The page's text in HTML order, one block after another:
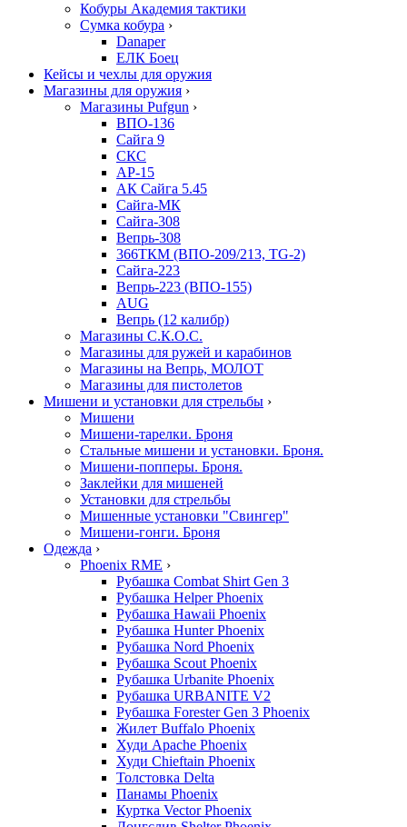
Кобуры Академия тактики
Сумка кобура ›
Danaper
ЕЛК Боец
Кейсы и чехлы для оружия
Магазины для оружия ›
Магазины Pufgun ›
ВПО-136
Сайга 9
СКС
АР-15
АК Сайга 5.45
Сайга-МК
Сайга-308
Вепрь-308
366ТКМ (ВПО-209/213, TG-2)
Сайга-223
Вепрь-223 (ВПО-155)
AUG
Вепрь (12 калибр)
Магазины С.К.О.С.
Магазины для ружей и карабинов
Магазины на Вепрь, МОЛОТ
Магазины для пистолетов
Мишени и установки для стрельбы ›
Мишени
Мишени-тарелки. Броня
Стальные мишени и установки. Броня.
Мишени-попперы. Броня.
Заклейки для мишеней
Установки для стрельбы
Мишенные установки "Свингер"
Мишени-гонги. Броня
Одежда ›
Phoenix RME ›
Рубашка Combat Shirt Gen 3
Рубашка Helper Phoenix
Рубашка Hawaii Phoenix
Рубашка Hunter Phoenix
Рубашка Nord Phoenix
Рубашка Scout Phoenix
Рубашка Urbanite Phoenix
Рубашка URBANITE V2
Рубашка Forester Gen 3 Phoenix
Жилет Buffalo Phoenix
Худи Apache Phoenix
Худи Chieftain Phoenix
Толстовка Delta
Панамы Phoenix
Куртка Vector Phoenix